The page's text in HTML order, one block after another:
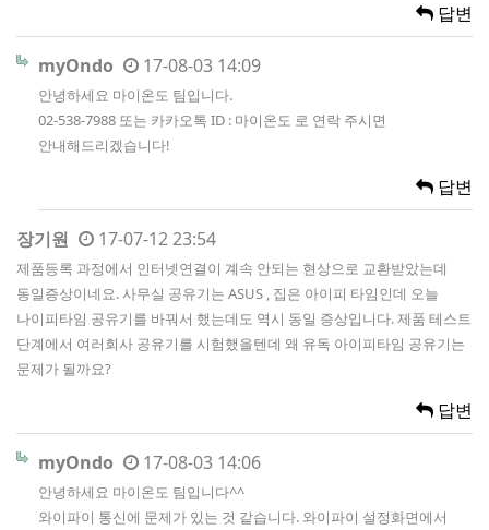
답변
myOndo 17-08-03 14:09
안녕하세요 마이온도 팀입니다.
02-538-7988 또는 카카오톡 ID : 마이온도 로 연락 주시면
안내해드리겠습니다!
답변
장기원 17-07-12 23:54
제품등록 과정에서 인터넷연결이 계속 안되는 현상으로 교환받았는데
동일증상이네요. 사무실 공유기는 ASUS , 집은 아이피 타임인데 오늘
나이피타임 공유기를 바꿔서 했는데도 역시 동일 증상입니다. 제품 테스트
단계에서 여러회사 공유기를 시험했을텐데 왜 유독 아이피타임 공유기는
문제가 될까요?
답변
myOndo 17-08-03 14:06
안녕하세요 마이온도 팀입니다^^
와이파이 통신에 문제가 있는 것 같습니다. 와이파이 설정화면에서